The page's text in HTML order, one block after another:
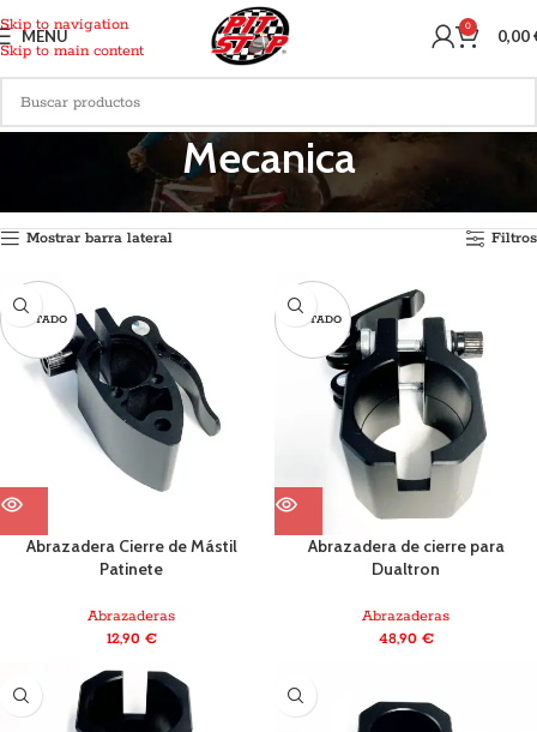
Skip to navigation
Skip to main content
MENU 0 0,00
Mecanica
Mecanica Mostrando 1–12 de 177 resultados
Mostrar barra lateral Filtros
AGOTADO
Abrazadera Cierre de Mástil
Patinete
Abrazaderas
12,90 €
AGOTADO
Abrazadera de cierre para
Dualtron
Abrazaderas
48,90 €